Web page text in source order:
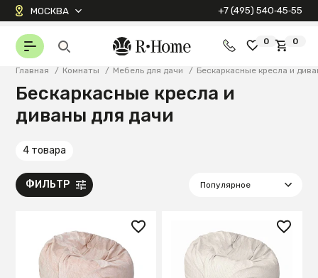
МОСКВА +7 (495) 540‑45‑55
0 0
Главная / Комнаты / Мебель для дачи / Бескаркасные кресла и
Бескаркасные кресла и
диваны для дачи
4 товара
ФИЛЬТР